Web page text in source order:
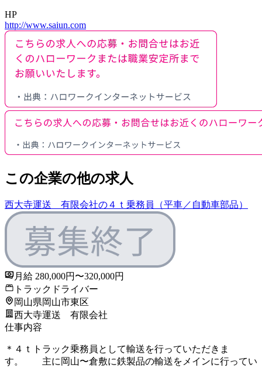
HP
http://www.saiun.com
この企業の他の求人
西大寺運送 有限会社の４ｔ乗務員（平車／自動車部品）
月給 280,000円〜320,000円
トラックドライバー
岡山県岡山市東区
西大寺運送 有限会社
仕事内容
＊４ｔトラック乗務員として輸送を行っていただきま
す。 主に岡山〜倉敷に鉄製品の輸送をメインに行ってい